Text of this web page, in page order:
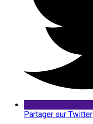
Partager sur Twitter